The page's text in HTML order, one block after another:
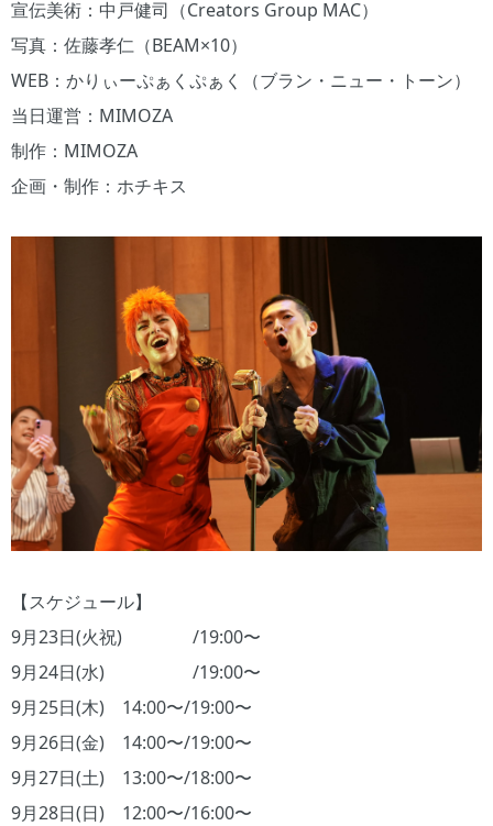
宣伝美術：中戸健司（Creators Group MAC）
写真：佐藤孝仁（BEAM×10）
WEB：かりぃーぷぁくぷぁく（ブラン・ニュー・トーン）
当日運営：MIMOZA
制作：MIMOZA
企画・制作：ホチキス
【スケジュール】
9月23日(火祝) /19:00〜
9月24日(水) /19:00〜
9月25日(木) 14:00〜/19:00〜
9月26日(金) 14:00〜/19:00〜
9月27日(土) 13:00〜/18:00〜
9月28日(日) 12:00〜/16:00〜